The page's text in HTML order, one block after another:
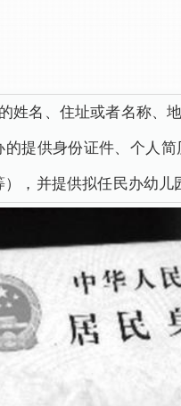
姓名、住址或者名称、地
提供身份证件、个人
），并提供拟任民办幼儿